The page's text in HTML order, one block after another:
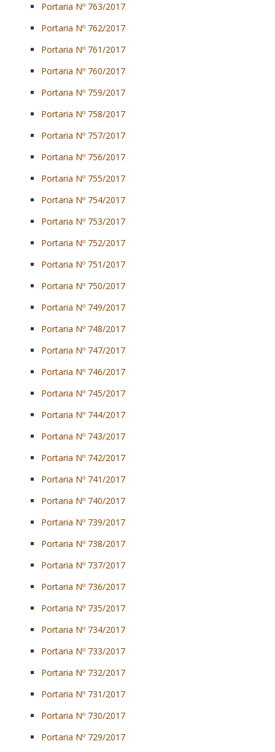
Portaria Nº 763/2017
Portaria Nº 762/2017
Portaria Nº 761/2017
Portaria Nº 760/2017
Portaria Nº 759/2017
Portaria Nº 758/2017
Portaria Nº 757/2017
Portaria Nº 756/2017
Portaria Nº 755/2017
Portaria Nº 754/2017
Portaria Nº 753/2017
Portaria Nº 752/2017
Portaria Nº 751/2017
Portaria Nº 750/2017
Portaria Nº 749/2017
Portaria Nº 748/2017
Portaria Nº 747/2017
Portaria Nº 746/2017
Portaria Nº 745/2017
Portaria Nº 744/2017
Portaria Nº 743/2017
Portaria Nº 742/2017
Portaria Nº 741/2017
Portaria Nº 740/2017
Portaria Nº 739/2017
Portaria Nº 738/2017
Portaria Nº 737/2017
Portaria Nº 736/2017
Portaria Nº 735/2017
Portaria Nº 734/2017
Portaria Nº 733/2017
Portaria Nº 732/2017
Portaria Nº 731/2017
Portaria Nº 730/2017
Portaria Nº 729/2017